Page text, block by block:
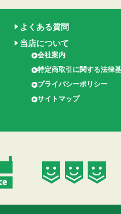
よくある質問
当店について
会社案内
特定商取引に関する法律
プライバシーポリシー
サイトマップ